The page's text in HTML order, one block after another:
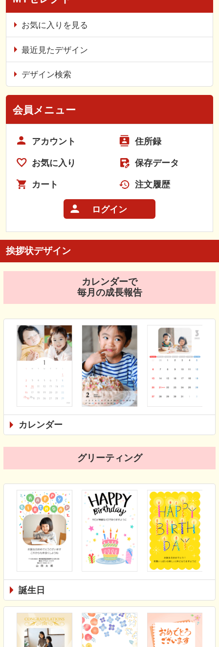
お気に入りを見る
最近見たデザイン
デザイン検索
会員メニュー
アカウント 住所録
お気に入り 保存データ
カート 注文履歴
ログイン
挨拶状デザイン
カレンダーで
毎月の成長報告
カレンダー
グリーティング
誕生日